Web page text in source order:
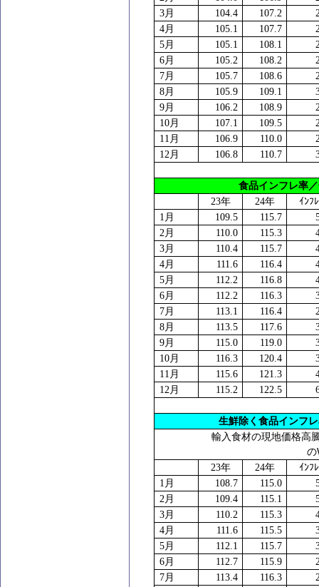
3月 104.4 107.2
4月 105.1 107.7
5月 105.1 108.1
6月 105.2 108.2
7月 105.7 108.6
8月 105.9 109.1
9月 106.2 108.9
10月 107.1 109.5
11 月 106.9 110.0
12月 106.8 110.7
食品インフレ
23年 24年
ｲﾝﾌ
1 月 109.5 115.7
2月 110.0 115.3
3月 110.4 115.7
4月 111.6 116.4
5月 112.2 116.8
6月 112.2 116.3
7月 113.1 116.4
8月 113.5 117.6
9月 115.0 119.0
10月 116.3 120.4
11 月 115.6 121.3
12月 115.2 122.5
生鮮除く食品イン
輸入食材の現地価格高
の
23年 24年
ｲﾝﾌ
1 月 108.7 115.0
2月 109.4 115.1
3月 110.2 115.3
4月 111.6 115.5
5月 112.1 115.7
6月 112.7 115.9
7月 113.4 116.3